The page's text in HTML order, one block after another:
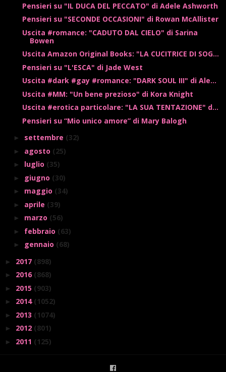
Pensieri su "IL DUCA DEL PECCATO" di Adele Ashworth
Pensieri su "SECONDE OCCASIONI" di Rowan McAllister
Uscita #romance: "CADUTO DAL CIELO" di Sarina
Bowen
Uscita Amazon Original Books: "LA CUCITRICE DI SOG...
Pensieri su "L'ESCA" di Jade West
Uscita #dark #gay #romance: "DARK SOUL III" di Ale...
Uscita #MM: "Un bene prezioso" di Kora Knight
Uscita #erotica particolare: "LA SUA TENTAZIONE" d...
Pensieri su “Mio unico amore” di Mary Balogh
► settembre (32)
► agosto (25)
► luglio (35)
► giugno (30)
► maggio (34)
► aprile (39)
► marzo (56)
► febbraio (63)
► gennaio (68)
► 2017 (898)
► 2016 (868)
► 2015 (903)
► 2014 (1052)
► 2013 (1074)
► 2012 (801)
► 2011 (125)